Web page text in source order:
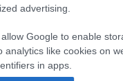
advertising.
Google to enable
analytics like cookies on
in apps.
az EJI Facebook oldala